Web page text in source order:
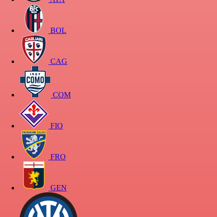
BOL
CAG
COM
FIO
FRO
GEN